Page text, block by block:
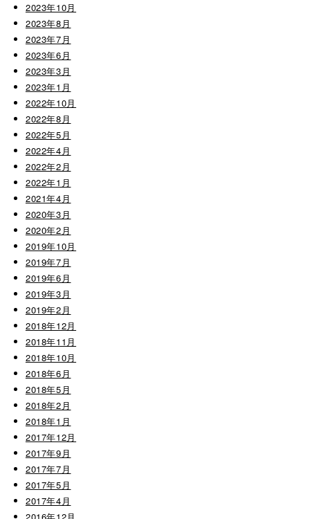
2023年10月
2023年8月
2023年7月
2023年6月
2023年3月
2023年1月
2022年10月
2022年8月
2022年5月
2022年4月
2022年2月
2022年1月
2021年4月
2020年3月
2020年2月
2019年10月
2019年7月
2019年6月
2019年3月
2019年2月
2018年12月
2018年11月
2018年10月
2018年6月
2018年5月
2018年2月
2018年1月
2017年12月
2017年9月
2017年7月
2017年5月
2017年4月